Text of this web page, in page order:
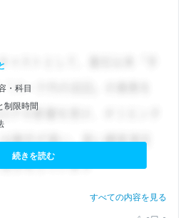
・科目
制限時間
続きを読む
すべての内容を見る